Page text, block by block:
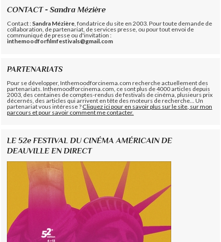
CONTACT - Sandra Mézière
Contact : Sandra Mézière , fondatrice du site en 2003. Pour toute demande de
collaboration, de partenariat, de services presse, ou pour tout envoi de
communiqué de presse ou d'invitation :
inthemoodforfilmfestivals@gmail.com
PARTENARIATS
Pour se développer, Inthemoodforcinema.com recherche actuellement des
partenariats. Inthemoodforcinema.com, ce sont plus de 4000 articles depuis
2003, des centaines de comptes-rendus de festivals de cinéma, plusieurs prix
décernés, des articles qui arrivent en tête des moteurs de recherche... Un
partenariat vous intéresse ?Cliquez ici pour en savoir plus sur le site, sur mon
parcours et pour savoir comment me contacter.
LE 52e FESTIVAL DU CINÉMA AMÉRICAIN DE
DEAUVILLE EN DIRECT